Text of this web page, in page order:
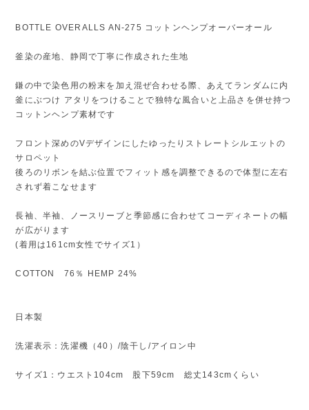
BOTTLE OVERALLS AN-275 コットンヘンプオーバーオール
釜染の産地、静岡で丁寧に作成された生地
鎌の中で染色用の粉末を加え混ぜ合わせる際、あえてランダムに内
釜にぶつけ アタリをつけることで独特な風合いと上品さを併せ持つ
コットンヘンプ素材です
フロント深めのVデザインにしたゆったりストレートシルエットの
サロペット
後ろのリボンを結ぶ位置でフィット感を調整できるので体型に左右
されず着こなせます
長袖、半袖、ノースリーブと季節感に合わせてコーディネートの幅
が広がります
(着用は161cm女性でサイズ1）
COTTON 76％ HEMP 24%
日本製
洗濯表示：洗濯機（40）/陰干し/アイロン中
サイズ1：ウエスト104cm 股下59cm 総丈143cmくらい